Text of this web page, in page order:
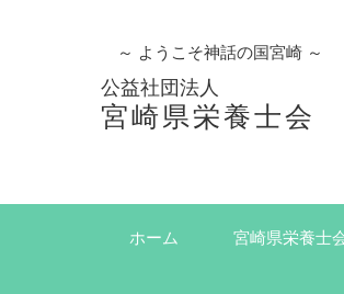
～ ようこそ神
宮崎県
コンテンツに移動
ホーム 宮崎県栄養士